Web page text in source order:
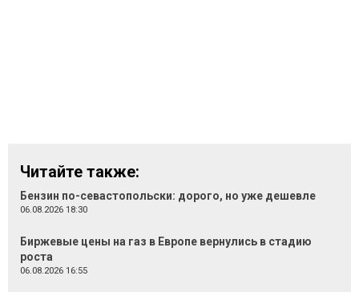
Читайте также:
Бензин по-севастопольски: дорого, но уже дешевле
06.08.2026 18:30
Биржевые цены на газ в Европе вернулись в стадию
роста
06.08.2026 16:55